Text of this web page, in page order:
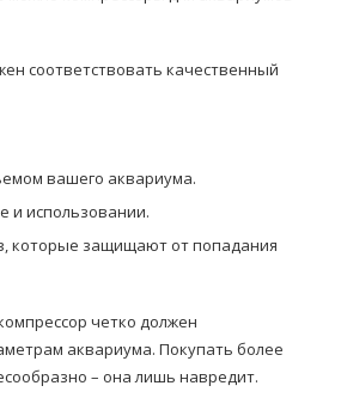
соответствовать качественный
вашего аквариума.
и использовании.
которые защищают от попадания
четко должен
аквариума. Покупать более
– она лишь навредит.